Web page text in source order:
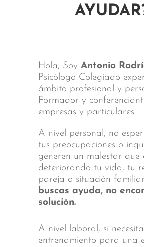
Hola, Soy Antonio
Psicólogo Colegiado
ámbito profesional y
Formador y
empresas y particulares.
A nivel personal, no
tus preocupaciones o
generen un malestar que
deteriorando tu vida, tu
pareja o situación
buscas ayuda, no
solución.
A nivel laboral, si
entrenamiento para una